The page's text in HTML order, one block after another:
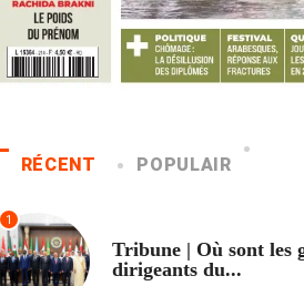
RÉCENT POPULAIR
1
Tribune | Où sont les
dirigeants du...